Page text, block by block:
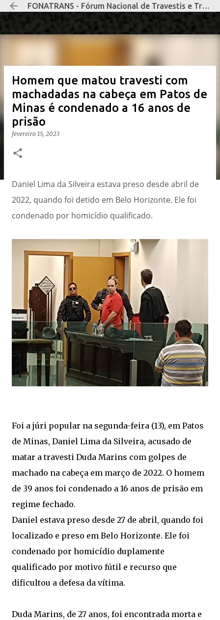
Pular para o conteúdo principal
FONATRANS - Fórum Nacional de Travestis e Transexuais Negras e Negros
Homem que matou travesti com
machadadas na cabeça em Patos de
Minas é condenado a 16 anos de
prisão
fevereiro 15, 2023
Daniel Lima da Silveira estava preso desde abril de
2022, quando foi detido em Belo Horizonte. Ele foi
condenado por homicídio qualificado.
Foi a júri popular na segunda-feira (13), em Patos
de Minas, Daniel Lima da Silveira, acusado de
matar a travesti Duda Marins com golpes de
machado na cabeça em março de 2022. O homem
de 39 anos foi condenado a 16 anos de prisão em
regime fechado.
Daniel estava preso desde 27 de abril, quando foi
localizado e preso em Belo Horizonte. Ele foi
condenado por homicídio duplamente
qualificado por motivo fútil e recurso que
dificultou a defesa da vítima.
Duda Marins, de 27 anos, foi encontrada morta e